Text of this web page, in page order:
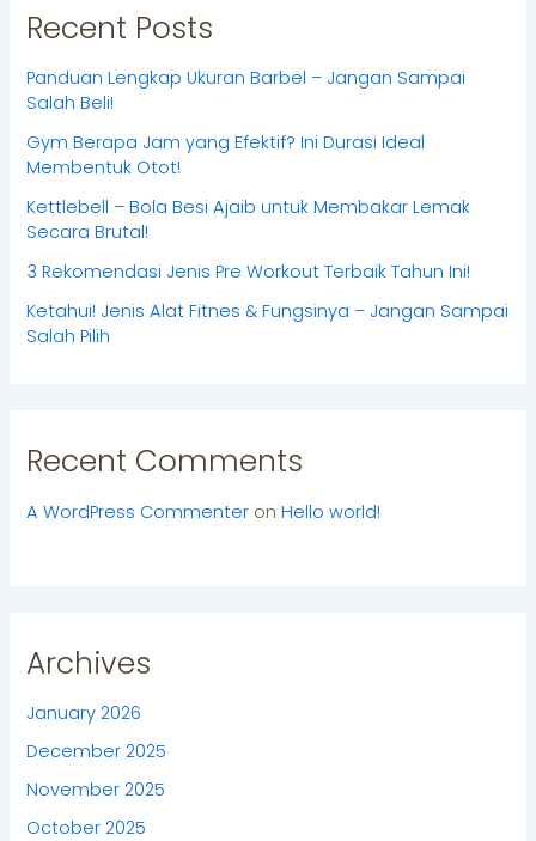
Recent Posts
Panduan Lengkap Ukuran Barbel – Jangan Sampai
Salah Beli!
Gym Berapa Jam yang Efektif? Ini Durasi Ideal
Membentuk Otot!
Kettlebell – Bola Besi Ajaib untuk Membakar Lemak
Secara Brutal!
3 Rekomendasi Jenis Pre Workout Terbaik Tahun Ini!
Ketahui! Jenis Alat Fitnes & Fungsinya – Jangan Sampai
Salah Pilih
Recent Comments
A WordPress Commenter onHello world!
Archives
January 2026
December 2025
November 2025
October 2025